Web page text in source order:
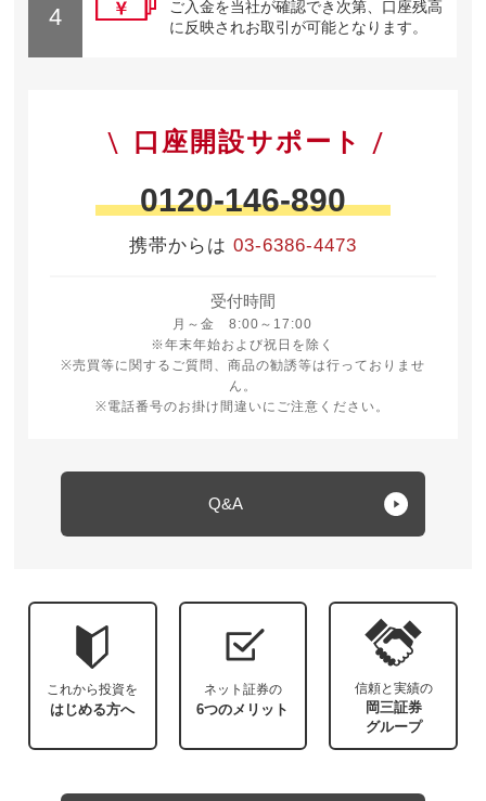
4
ご入金を当社が確認でき次第、口座残高
に反映されお取引が可能となります。
口座開設サポート
0120-146-890
携帯からは 03-6386-4473
受付時間
月～金 8:00～17:00
月曜日から金曜日 8時から17時
※年末年始および祝日を除く
※売買等に関するご質問、商品の勧誘等は行っておりませ
ん。
※電話番号のお掛け間違いにご注意ください。
Q&A
これから投資を
はじめる方へ
ネット証券の
6つのメリット
信頼と実績の
岡三証券
グループ